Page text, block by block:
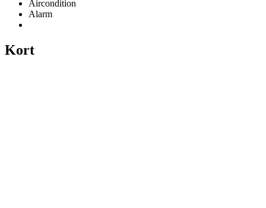
Aircondition
Alarm
Kort